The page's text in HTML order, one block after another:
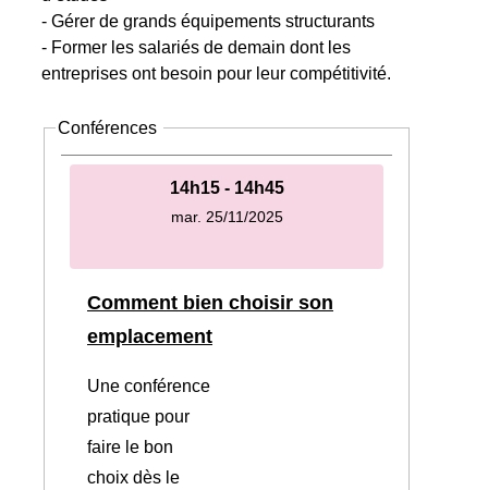
- Gérer de grands équipements structurants
- Former les salariés de demain dont les
entreprises ont besoin pour leur compétitivité.
Conférences
14h15 - 14h45
mar. 25/11/2025
Comment bien choisir son
emplacement
Une conférence
pratique pour
faire le bon
choix dès le